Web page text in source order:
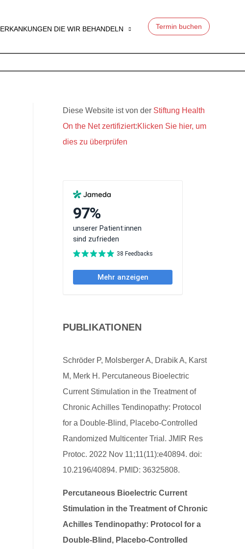
ERKANKUNGEN DIE WIR BEHANDELN Termin buchen
Diese Website ist von der Stiftung Health
On the Net zertifiziert:Klicken Sie hier, um
dies zu überprüfen
PUBLIKATIONEN
Schröder P, Molsberger A, Drabik A, Karst
M, Merk H. Percutaneous Bioelectric
Current Stimulation in the Treatment of
Chronic Achilles Tendinopathy: Protocol
for a Double-Blind, Placebo-Controlled
Randomized Multicenter Trial. JMIR Res
Protoc. 2022 Nov 11;11(11):e40894. doi:
10.2196/40894. PMID: 36325808.
Percutaneous Bioelectric Current
Stimulation in the Treatment of Chronic
Achilles Tendinopathy: Protocol for a
Double-Blind, Placebo-Controlled